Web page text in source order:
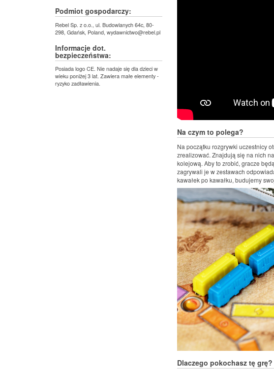
Podmiot gospodarczy:
Rebel Sp. z o.o., ul. Budowlanych 64c, 80-
298, Gdańsk, Poland, wydawnictwo@rebel.pl
Informacje dot.
bezpieczeństwa:
Posiada logo CE. Nie nadaje się dla dzieci w
wieku poniżej 3 lat. Zawiera małe elementy -
ryzyko zadławienia.
Na czym to polega?
Na początku rozgrywki uczestnicy
zrealizować. Znajdują się na nich
kolejową. Aby to zrobić, gracze
zagrywali je w zestawach
kawałek po kawałku, budujemy
Dlaczego pokochasz tę grę?